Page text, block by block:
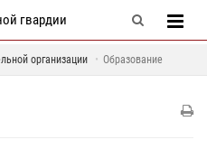
гвардии
организации Образование